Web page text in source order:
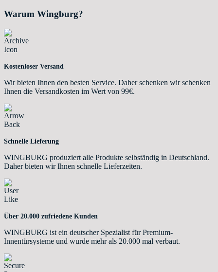
Warum Wingburg?
Kostenloser Versand
Wir bieten Ihnen den besten Service. Daher schenken wir schenken
Ihnen die Versandkosten im Wert von 99€.
Schnelle Lieferung
WINGBURG produziert alle Produkte selbständig in Deutschland.
Daher bieten wir Ihnen schnelle Lieferzeiten.
Über 20.000 zufriedene Kunden
WINGBURG ist ein deutscher Spezialist für Premium-
Innentürsysteme und wurde mehr als 20.000 mal verbaut.